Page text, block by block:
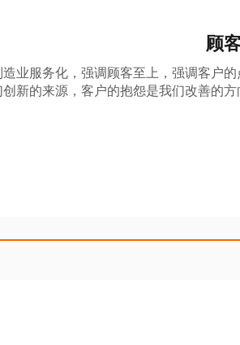
造业服务化，强调顾客至上，强调客户的
创新的来源，客户的抱怨是我们改善的方
顾